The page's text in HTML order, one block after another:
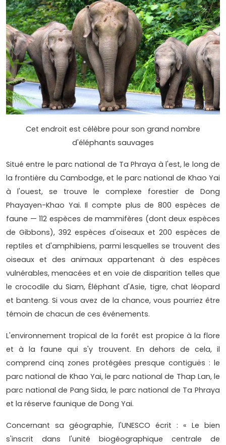
Cet endroit est célèbre pour son grand nombre
d'éléphants sauvages
Situé entre le parc national de Ta Phraya à l'est, le long de
la frontière du Cambodge, et le parc national de Khao Yai
à l'ouest, se trouve le complexe forestier de Dong
Phayayen-Khao Yai. Il compte plus de 800 espèces de
faune — 112 espèces de mammifères (dont deux espèces
de Gibbons), 392 espèces d'oiseaux et 200 espèces de
reptiles et d'amphibiens, parmi lesquelles se trouvent des
oiseaux et des animaux appartenant à des espèces
vulnérables, menacées et en voie de disparition telles que
le crocodile du Siam, Éléphant d'Asie, tigre, chat léopard
et banteng. Si vous avez de la chance, vous pourriez être
témoin de chacun de ces événements.
L'environnement tropical de la forêt est propice à la flore
et à la faune qui s'y trouvent. En dehors de cela, il
comprend cinq zones protégées presque contiguës : le
parc national de Khao Yai, le parc national de Thap Lan, le
parc national de Pang Sida, le parc national de Ta Phraya
et la réserve faunique de Dong Yai.
Concernant sa géographie, l'UNESCO écrit : « Le bien
s'inscrit dans l'unité biogéographique centrale de